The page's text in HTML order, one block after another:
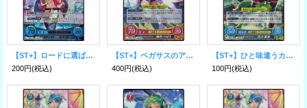
【ST+】ロードに選ばれし若者 蒼井樹
200円(税込)
【ST+】ペガサスのアイドル 織部つばさ
400円(税込)
【ST+】ひと味違うカリスマ 黒乃霧亜
100円(税込)